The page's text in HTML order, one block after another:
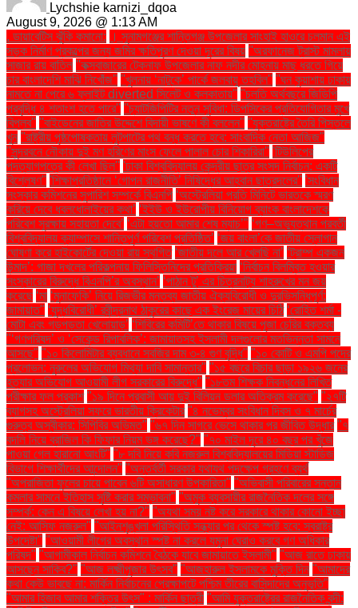
Lychshie karnizi_dqoa
August 9, 2026 @ 1:13 AM
. ডায়াবেটিস ঝুঁকি কমানো:
। সুনামগঞ্জের শান্তিগঞ্জ উপজেলার সাংহাই হাওরে চলমান এই
সড়ক নির্মাণ প্রকল্পের জন্য জমির ক্ষতিপূরণ দেওয়া দূরের বিষয় ''অরফানেজ ট্রাস্ট মামলায়
সাজার রায় বাতিল ''কক্সবাজারের টেকনাফ উপজেলার নাফ নদীর মোহনায় মাছ ধরতে গিয়ে
চার বাংলাদেশি মাঝি নিখোঁজ'' ''খুলনায় ‘নাটুকে’ পার্কে জলবায়ু তহবিল'' ''ঘন কুয়াশায় ঢাকায়
নামতে না পেরে ৬ ফ্লাইট diverted সিলেট ও কলকাতায়'' ''চলতি অর্থবছরে জিডিপি
প্রবৃদ্ধি ৪ শতাংশ হতে পারে'' ''চ্যাটজিপিটির নতুন সুবিধা: ডিপসিকের প্রতিযোগিতার মুখে
বিপ্লব'' ''বাইডেনের জাতির উদ্দেশে বিদায়ী ভাষণে কী বললেন'' ''যুক্তরাষ্ট্রে তৈরি পিস্তলে
খুন ''রাষ্ট্রীয় পৃষ্ঠপোষকতায় লুটপাটের পথ বন্ধ করতে হবে: সাংবাদিক নেতা আজিজ"
''সুন্দরবনে নৌকায় দুই মণ হরিণের মাংস ফেলে পালাল চোর শিকারিরা'' 'টিউলিপের
পদত্যাগপত্রে কী লেখা ছিল'' 'ঢাকা বিশ্ববিদ্যালয় কেন্দ্রীয় ছাত্র সংসদ নির্বাচন: একটি
বিশ্লেষণ'' 'শিক্ষাপ্রতিষ্ঠানে ‘গোপন রাজনীতি’ নিষিদ্ধের আহ্বান ছাত্রদলের'' 'সংবিধান
সংস্কার কমিশনের সুপারিশ সম্পর্কে বিএনপি ‘অস্ট্রেলিয়া প্রতি মিনিটে ভারতকে স্মরণ
করিয়ে দেবে ধবলধোলাইয়ের কথা’ ‘ইইউ ও ইউরোপীয় বিনিয়োগ ব্যাংক বাংলাদেশকে
পরিবেশ সুরক্ষায় সহায়তা দেবে’ ‘এটা হয়তো আমার শেষ ম্যাচ’" ‘গণ–অভ্যুত্থান পরবর্তী
বিশ্ববিদ্যালয় ক্যাম্পাসে শান্তিপূর্ণ পরিবেশ প্রতিষ্ঠিত’ ‘জয় বাংলা’কে জাতীয় স্লোগান
ঘোষণা করে হাইকোর্টের দেওয়া রায় স্থগিত ‘জাতীয় দলে আর খেলছি না’ ‘ট্রাম্প একজন
উন্মাদ’: গাজা দখলের পরিকল্পনায় ফিলিস্তিনিদের প্রতিক্রিয়া ‘নির্বাচন বিলম্বিত হওয়ার
সংস্কারের বিরুদ্ধে বিএনপি’র অবস্থান’ ‘পাঠান টু’ এর চিত্রনাট্য শাহরুখের মন জয়
করেছে ‘মা ‘মুনাফেকি’ নিয়ে রিজভীর মন্তব্য জাতীয় ঐক্যবিরোধী ও দুরভিসন্ধিপূর্ণ:
জামায়াত" ‘যুদ্ধবিরোধী’ রবীন্দ্রনাথ ঠাকুরের কাছে এক ইংরেজ মায়ের চিঠি ‘রোহিত শর্মা -
মোটা এবং গড়পড়তা খেলোয়াড়’ ‘শিবিরের কমিটি’তে থাকার বিষয়ে পূজা চেরির বক্তব্য
"‘গণপরিষদ’ ও ‘সেকেন্ড রিপাবলিক’: জামায়াতসহ ইসলামী দলগুলোর মতভিন্নতা সামনে
আসছে" "১০ কিলোমিটার ব্যবধানে সবজির দাম ৩-৪ গুণ বৃদ্ধি" "১০ কোটি ও এমপি পদের
প্রলোভন: নুরুলের অভিযোগ মিথ্যা দাবি সামান্তার" "১৫ বছরে বিচার ছাড়া ১৯২৬ জনের
হত্যার অভিযোগ আওয়ামী লীগ সরকারের বিরুদ্ধে" "১৮তম শিক্ষক নিবন্ধনের লিখিত
পরীক্ষার ফল প্রকাশ "১৯ দিনে প্রবাসী আয় দুই বিলিয়ন ডলার অতিক্রম করেছে" "২৭টি
ব্যাগসহ অস্ট্রেলিয়া সফরে ভারতীয় ক্রিকেটার "৪ নভেম্বর সংবিধান দিবস ও ৭ মার্চের
গুরুত্ব অস্বীকার: সিপিবির অভিমত" "৬৭ দিন সাগরে ভেসে থাকার পর জীবিত উদ্ধার "৭
বদলি নিয়ে ব্রাজিল কি ফিফার নিয়ম ভঙ্গ করেছে?" "৭০ মাইল দূরে ৪০ বছর পর খুঁজে
পাওয়া গেল হারানো আংটি" "৮ দবি নিয়ে কবি নজরুল বিশ্ববিদ্যালয়ের মিডিয়া স্টাডিজ
বিভাগে শিক্ষার্থীদের আন্দোলন" "অন্তর্বর্তী সরকার যথাযথ পদক্ষেপ গ্রহণে ব্যর্থ
"অপরাজিতা ফুলের চায়ে পাবেন ৬টি অসাধারণ উপকারিতা" "অভিবাসী পরিবারের সন্তান
কমলার সামনে ইতিহাস সৃষ্টি করার সম্ভাবনা" "অমুক ব্যবসায়ীর রাজনৈতিক দলের সঙ্গে
সম্পর্ক: কেন এ বিষয়ে লেখা হয় না?" "অযথা সময় নষ্ট করে সরকারে থাকার কোনো ইচ্ছা
নেই: আসিফ নজরুল" "আইনশৃঙ্খলা পরিস্থিতি সন্ধ্যার পর থেকে স্পষ্ট হবে: স্বরাষ্ট্র
উপদেষ্টা" "আওয়ামী লীগের অবস্থান স্পষ্ট না করলে যমুনা ঘেরাও করবে গণ অধিকার
পরিষদ" "আগামীকাল নির্বাচন কমিশনে বৈঠকে যাবে জামায়াতে ইসলামী" "আজ রাতে ঢাকায়
আসছেন সাকিব?" "আজ লক্ষ্মীপূজার উৎসব" "আজহারুল ইসলামকে মুক্তি দিন "আমাদের
কথা কেউ ভাবছে না: মার্কিন নির্বাচনের প্রেক্ষাপটে পশ্চিম তীরের বাসিন্দাদের অনুভূতি"
"আমার হিজাব আমার শক্তির উৎস" : মার্কিন ছাত্রী "আমি যুক্তরাষ্ট্রের রাজনৈতিক বন্দী: